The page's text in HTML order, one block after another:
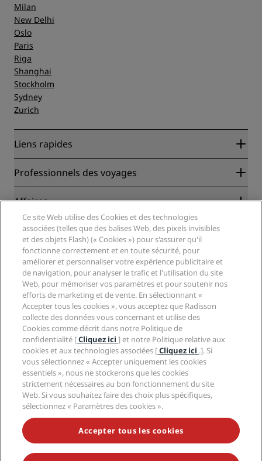
Milan
New Delhi
Oslo
Paris
Riga
Shanghai
Stockholm
Sydney
Zurich
Liens rapides
Radisson Rewards
Blog
Nouveaux et futurs hôtels
Application Radisson Hotels
Hôtels adaptés aux sportifs
Hôtels adaptés aux Familles
Santé et sécurité
Professionnels des voyages
Partenaires
Agents de voyages
Affaires
Radisson Hotel Group
Médias
Carrières RHG
Carrières PPHE
Carrières EHL
The Club by RHG
Opportunités de développement
Entreprise responsable
Approvisionnement
Légal
Centre de confidentialité
Mentions légales
Conditions générales Radisson Rewards
Contrat d’utilisation du site
Accessibilité numérique
Déclaration sur l’esclavage moderne
Aide
Avis aux consommateurs
Contact
FAQ
Plan du site
Médias sociaux
Marques Radisson Hotels
NE MANQUEZ AUCUNE DE NOS OFFRES LES PLUS
POPULAIRES
Ce site Web utilise des Cookies et des technologies
associées (telles que des balises Web, des pixels invisibles
et des objets Flash) (« Cookies ») pour s'assurer qu'il
fonctionne correctement et en toute sécurité, pour
améliorer et personnaliser votre expérience publicitaire et
de navigation, pour analyser le trafic et l'utilisation du site
Web, pour mémoriser vos paramètres et pour soutenir nos
efforts de marketing et de vente. En sélectionnant «
Accepter tous les cookies », vous acceptez que Radisson
collecte des données vous concernant et utilise des
Cookies comme décrit dans notre Politique de
confidentialité [Cliquez ici] et notre Politique relative aux
cookies et aux technologies associées [Cliquez ici .]. Si
vous sélectionnez « Accepter uniquement les cookies
essentiels », nous ne stockerons que les cookies
strictement nécessaires au bon fonctionnement du site
Web. Si vous souhaitez faire des choix plus spécifiques,
sélectionnez « Paramètres des cookies ».
Accepter tous les cookies